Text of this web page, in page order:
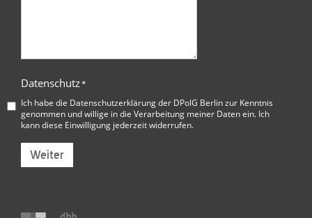
Datenschutz*
Ich habe die Datenschutzerklärung der DPolG Berlinzur Kenntnis
genommen und willige in die Verarbeitung meiner Daten ein. Ich
kann diese Einwilligung jederzeit widerrufen.
Weiter